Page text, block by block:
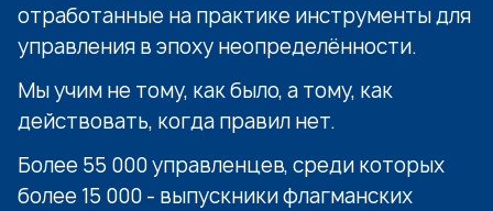
отработанные на практике инструменты для
управления в эпоху неопределённости.
Мы учим не тому, как было, а тому, как
действовать, когда правил нет.
Более 55 000 управленцев, среди которых
более 15 000 - выпускники флагманских